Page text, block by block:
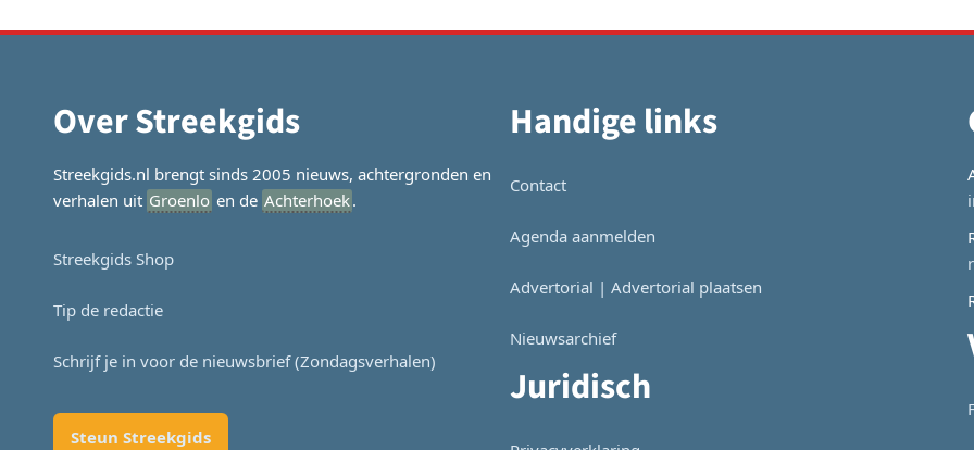
Over Streekgids
Streekgids.nl brengt sinds 2005 nieuws, achtergronden en
verhalen uit Groenlo en de Achterhoek.
Streekgids Shop
Tip de redactie
Schrijf je in voor de nieuwsbrief (Zondagsverhalen)
Steun Streekgids
Handige links
Contact
Agenda aanmelden
Advertorial | Advertorial plaatsen
Nieuwsarchief
Juridisch